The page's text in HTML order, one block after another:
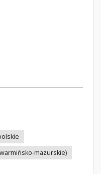
mazurskie)